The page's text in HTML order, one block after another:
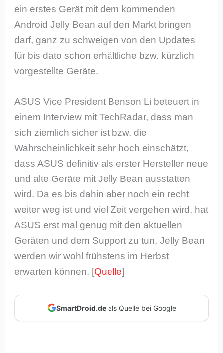
ein erstes Gerät mit dem kommenden
Android Jelly Bean auf den Markt bringen
darf, ganz zu schweigen von den Updates
für bis dato schon erhältliche bzw. kürzlich
vorgestellte Geräte.
ASUS Vice President Benson Li beteuert in
einem Interview mit TechRadar, dass man
sich ziemlich sicher ist bzw. die
Wahrscheinlichkeit sehr hoch einschätzt,
dass ASUS definitiv als erster Hersteller neue
und alte Geräte mit Jelly Bean ausstatten
wird. Da es bis dahin aber noch ein recht
weiter weg ist und viel Zeit vergehen wird, hat
ASUS erst mal genug mit den aktuellen
Geräten und dem Support zu tun, Jelly Bean
werden wir wohl frühstens im Herbst
erwarten können. [Quelle]
SmartDroid.deals Quelle bei Google